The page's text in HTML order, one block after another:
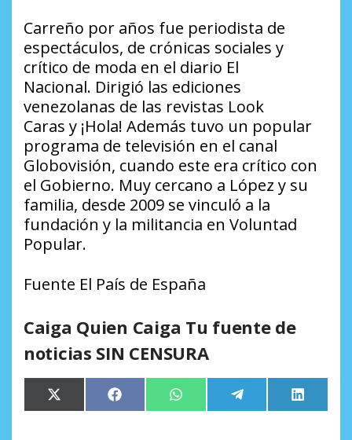
Carreño por años fue periodista de
espectáculos, de crónicas sociales y
crítico de moda en el diario El
Nacional. Dirigió las ediciones
venezolanas de las revistas Look
Caras y ¡Hola! Además tuvo un popular
programa de televisión en el canal
Globovisión, cuando este era crítico con
el Gobierno. Muy cercano a López y su
familia, desde 2009 se vinculó a la
fundación y la militancia en Voluntad
Popular.
Fuente El País de España
Caiga Quien Caiga Tu fuente de
noticias SIN CENSURA
Compartir
en
X
(Twitter)
Compartir
en
Facebook Compartir
en
WhatsApp Compartir
en
Telegram
en
LinkedIn